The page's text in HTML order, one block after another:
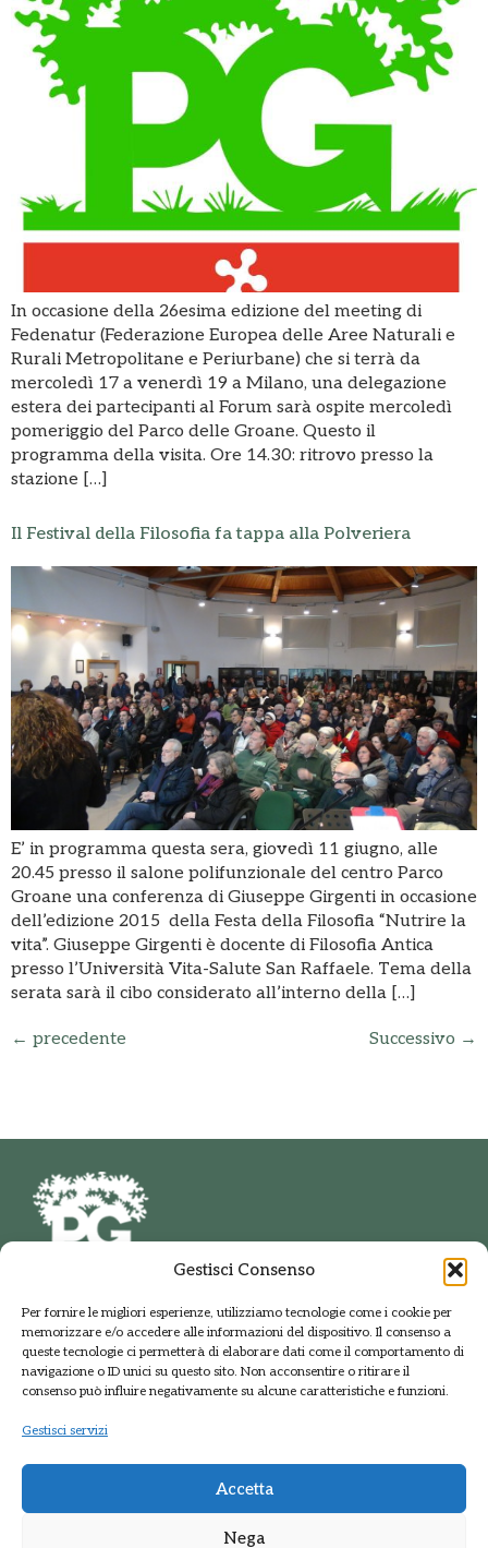
Gestisci Consenso
Per fornire le migliori esperienze, utilizziamo tecnologie come i cookie per
memorizzare e/o accedere alle informazioni del dispositivo. Il consenso a
queste tecnologie ci permetterà di elaborare dati come il comportamento di
navigazione o ID unici su questo sito. Non acconsentire o ritirare il
consenso può influire negativamente su alcune caratteristiche e funzioni.
Gestisci servizi
Accetta
Nega
In occasione della 26esima edizione del meeting di
Fedenatur (Federazione Europea delle Aree Naturali e
Rurali Metropolitane e Periurbane) che si terrà da
mercoledì 17 a venerdì 19 a Milano, una delegazione
estera dei partecipanti al Forum sarà ospite mercoledì
pomeriggio del Parco delle Groane. Questo il
programma della visita. Ore 14.30: ritrovo presso la
stazione […]
Il Festival della Filosofia fa tappa alla Polveriera
E’ in programma questa sera, giovedì 11 giugno, alle
20.45 presso il salone polifunzionale del centro Parco
Groane una conferenza di Giuseppe Girgenti in occasione
dell’edizione 2015 della Festa della Filosofia “Nutrire la
vita”. Giuseppe Girgenti è docente di Filosofia Antica
presso l’Università Vita-Salute San Raffaele. Tema della
serata sarà il cibo considerato all’interno della […]
← precedente Successivo →
PARCO DELLE GROANE
E DELLA BRUGHIERA BRIANTEA
Via della Polveriera, 2
20033 Solaro Milano
Tel.: +39 02 9698141
PEC: protocolloparcogroane@promopec.it
Regione Lombardia
Sistema parchi